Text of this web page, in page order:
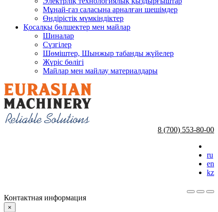
Мұнай-газ саласына арналған шешімдер
Өндірістік мүмкіндіктер
Қосалқы бөлшектер мен майлар
Шиналар
Сүзгілер
Шөміштер, Шынжыр табанды жүйелер
Жүріс бөлігі
Майлар мен майлау материалдары
8 (700) 553-80-00
ru
en
kz
Контактная информация
×